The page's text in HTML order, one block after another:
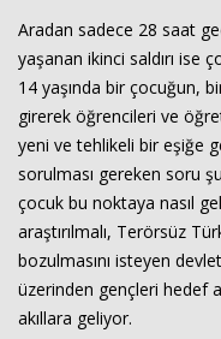
Aradan sadece 28 saat
yaşanan ikinci saldırı ise
14 yaşında bir çocuğun,
girerek öğrencileri ve
yeni ve tehlikeli bir eşiğe
sorulması gereken soru
çocuk bu noktaya nasıl
araştırılmalı, Terörsüz
bozulmasını isteyen
üzerinden gençleri hedef
akıllara geliyor.